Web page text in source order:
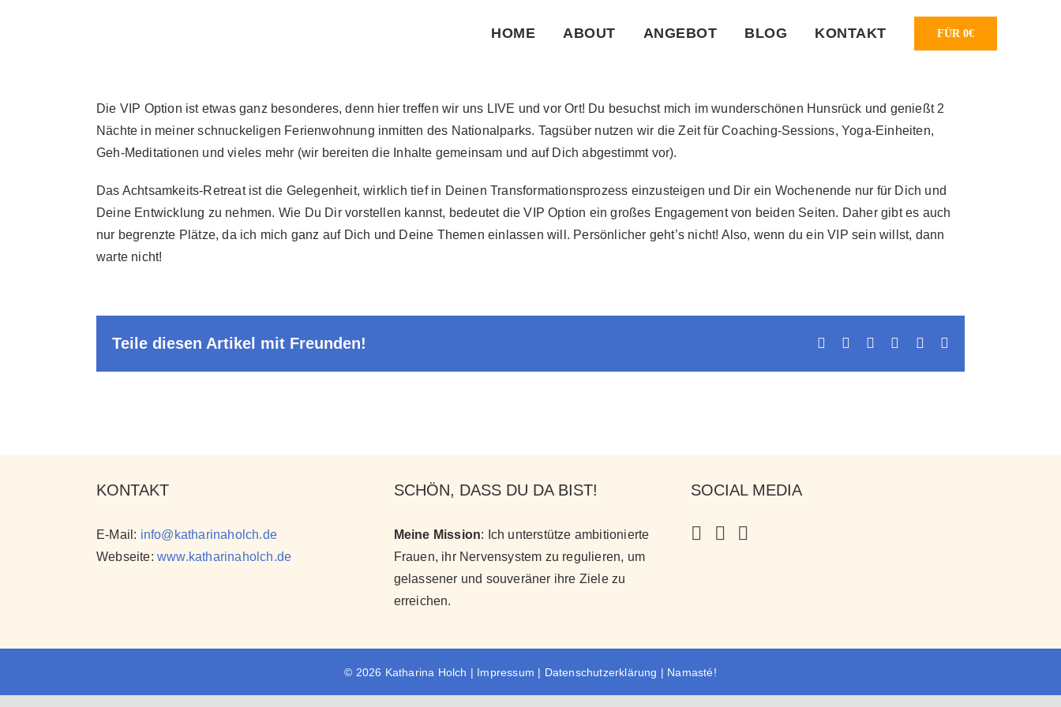
HOME ABOUT ANGEBOT BLOG KONTAKT FÜR 0€
Die VIP Option ist etwas ganz besonderes, denn hier treffen wir uns LIVE und vor Ort! Du besuchst mich im wunderschönen Hunsrück und genießt 2
Nächte in meiner schnuckeligen Ferienwohnung inmitten des Nationalparks. Tagsüber nutzen wir die Zeit für Coaching-Sessions, Yoga-Einheiten,
Geh-Meditationen und vieles mehr (wir bereiten die Inhalte gemeinsam und auf Dich abgestimmt vor).
Das Achtsamkeits-Retreat ist die Gelegenheit, wirklich tief in Deinen Transformationsprozess einzusteigen und Dir ein Wochenende nur für Dich und
Deine Entwicklung zu nehmen. Wie Du Dir vorstellen kannst, bedeutet die VIP Option ein großes Engagement von beiden Seiten. Daher gibt es auch
nur begrenzte Plätze, da ich mich ganz auf Dich und Deine Themen einlassen will. Persönlicher geht’s nicht! Also, wenn du ein VIP sein willst, dann
warte nicht!
Teile diesen Artikel mit Freunden! Facebook LinkedInWhatsApp
Pinterest
KONTAKT
E-Mail: info@katharinaholch.de
Webseite: www.katharinaholch.de
SCHÖN, DASS DU DA BIST!
Meine Mission: Ich unterstütze ambitionierte
Frauen, ihr Nervensystem zu regulieren, um
gelassener und souveräner ihre Ziele zu
erreichen.
SOCIAL MEDIA
© 2026 Katharina Holch | Impressum | Datenschutzerklärung | Namasté!